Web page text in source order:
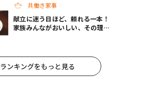
共働き家事
献立に迷う日ほど、頼れる一本！
家族みんながおいしい、その理由
ランキングをもっと見る